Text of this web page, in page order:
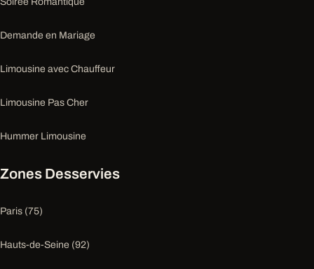
Demande en Mariage
Limousine avec Chauffeur
Limousine Pas Cher
Hummer Limousine
Zones Desservies
Paris (75)
Hauts-de-Seine (92)